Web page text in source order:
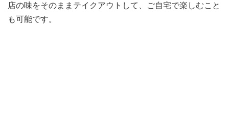
店の味をそのままテイクアウトして、ご自宅で楽しむこと
も可能です。